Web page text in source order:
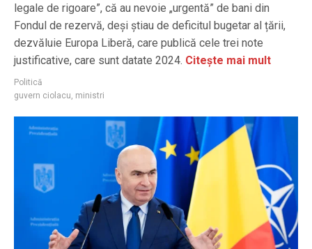
legale de rigoare”, că au nevoie „urgentă” de bani din
Fondul de rezervă, deși știau de deficitul bugetar al țării,
dezvăluie Europa Liberă, care publică cele trei note
justificative, care sunt datate 2024. Citește mai mult
Politică
guvern ciolacu, ministri